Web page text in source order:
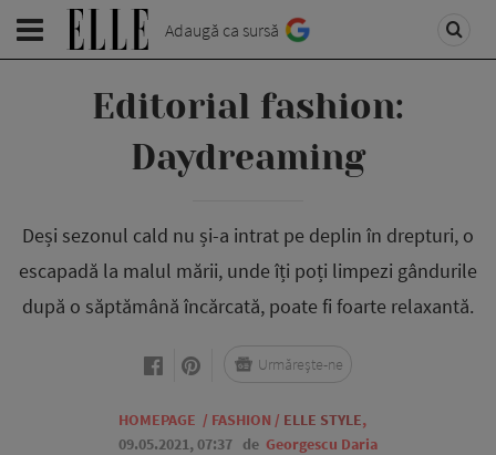
Adaugă ca sursă
Editorial fashion:
Daydreaming
Deși sezonul cald nu și-a intrat pe deplin în drepturi, o
escapadă la malul mării, unde îți poți limpezi gândurile
după o săptămână încărcată, poate fi foarte relaxantă.
HOMEPAGE / FASHION / ELLE STYLE,
09.05.2021, 07:37 de Georgescu Daria
Urmărește-ne